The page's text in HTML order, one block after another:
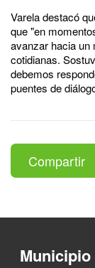
Varela destacó
que "en
avanzar hacia un
cotidianas.
debemos
puentes de
Compartir
Municipio